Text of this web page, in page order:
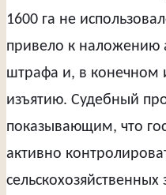
1600 га не
привело к наложению
штрафа и, в конечном
изъятию. Судебный
показывающим, что
активно
сельскохозяйственных